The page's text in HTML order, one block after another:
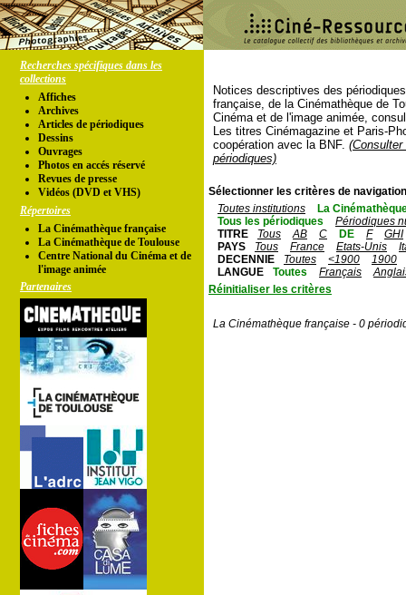
Recherches spécifiques dans les
collections
Affiches
Archives
Articles de périodiques
Dessins
Ouvrages
Photos en accés réservé
Revues de presse
Vidéos (DVD et VHS)
Répertoires
La Cinémathèque française
La Cinémathèque de Toulouse
Centre National du Cinéma et de
l'image animée
Partenaires
Notices descriptives des
française, de la Cinémathèque de
Cinéma et de l'image animée,
Les titres Cinémagazine et Paris-
coopération avec la BNF.
périodiques)
Sélectionner les critères de
Toutes institutions
La
Tous les périodiques
Périodiques
TITRE
Tous AB C DE F
GHI
PAYS
Tous France Etats-Unis
DECENNIE
Toutes <1900
1900
LANGUE
Toutes Français
Réinitialiser les critères
La Cinémathèque française - 0